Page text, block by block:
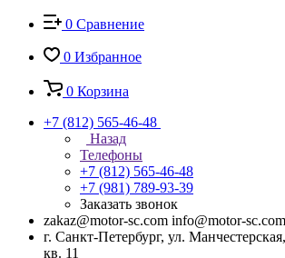
0 Сравнение
0 Избранное
0 Корзина
+7 (812) 565-46-48
Назад
Телефоны
+7 (812) 565-46-48
+7 (981) 789-93-39
Заказать звонок
zakaz@motor-sc.com info@motor-sc.com
г. Санкт-Петербург, ул.
кв. 11